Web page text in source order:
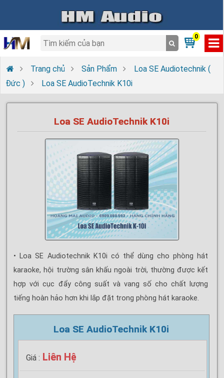
0
Trang chủ Sản Phẩm
Loa SE Audiotechnik (
Đức )
Loa SE AudioTechnik K10i
Loa SE AudioTechnik K10i
• Loa SE Audiotechnik K10i có thể dùng cho phòng hát
karaoke, hội trường sân khấu ngoài trời, thường được kết
hợp với cục đẩy công suất và vang số cho chất lượng
tiếng hoàn hảo hơn khi lắp đặt trong phòng hát karaoke.
Loa SE AudioTechnik K10i
Giá : Liên Hệ